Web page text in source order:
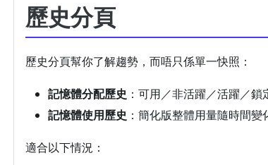
歷史分頁
歷史分頁幫你了解趨勢，而唔只係單一快照：
記憶體分配歷史 ：可用／非活躍／活躍／鎖
記憶體使用歷史 ：簡化版整體用量隨時間變
適合以下情況：